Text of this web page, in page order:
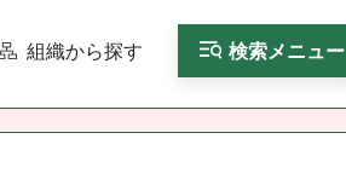
組織から探す 検索メニュー